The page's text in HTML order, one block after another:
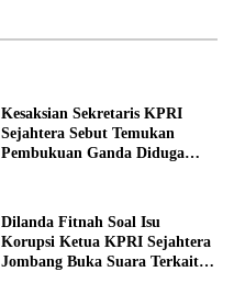
Kesaksian Sekretaris KPRI
Sejahtera Sebut Temukan
Pembukuan Ganda Diduga
Dilanda Fitnah Soal Isu
Korupsi Ketua KPRI Sejahtera
Jombang Buka Suara Terkait